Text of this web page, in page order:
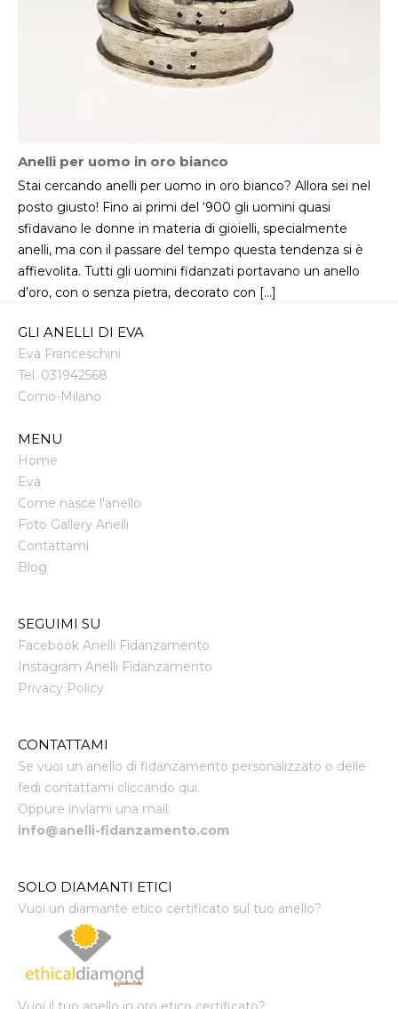
Anelli per uomo in oro bianco
Stai cercando anelli per uomo in oro bianco? Allora sei nel
posto giusto! Fino ai primi del ‘900 gli uomini quasi
sfidavano le donne in materia di gioielli, specialmente
anelli, ma con il passare del tempo questa tendenza si è
affievolita. Tutti gli uomini fidanzati portavano un anello
d’oro, con o senza pietra, decorato con […]
GLI ANELLI DI EVA
Eva Franceschini
Tel. 031942568
Como-Milano
MENU
Home
Eva
Come nasce l'anello
Foto Gallery Anelli
Contattami
Blog
SEGUIMI SU
Facebook Anelli Fidanzamento
Instagram Anelli Fidanzamento
Privacy Policy
CONTATTAMI
Se vuoi un anello di fidanzamento personalizzato o delle
fedi contattami cliccando qui.
Oppure inviami una mail:
info@anelli-fidanzamento.com
SOLO DIAMANTI ETICI
Vuoi un diamante etico certificato sul tuo anello?